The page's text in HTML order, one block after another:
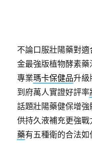
不論口服壯陽藥對
金最強版植物酵素
專業瑪卡保健品升級
到府萬人實證好評率
話題壯陽藥健保增
供持久液補充更強
藥有五種衛的合法